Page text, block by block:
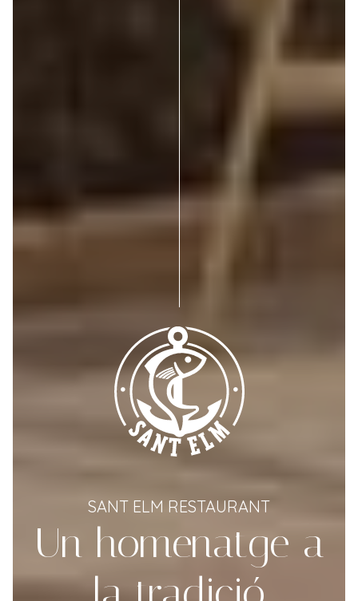
SANT ELM RESTAURANT
Un homenatge a